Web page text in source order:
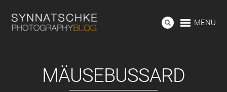
MENU
MÄUSEBUSSARD